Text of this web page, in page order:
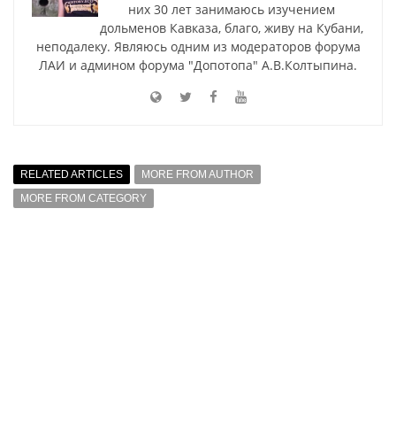
них 30 лет занимаюсь изучением
дольменов Кавказа, благо, живу на Кубани,
неподалеку. Являюсь одним из модераторов форума
ЛАИ и админом форума "Допотопа" А.В.Колтыпина.
RELATED ARTICLES
MORE FROM AUTHOR
MORE FROM CATEGORY